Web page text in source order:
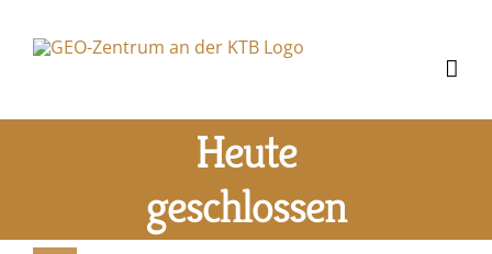
Inhalt
Heute
geschlossen